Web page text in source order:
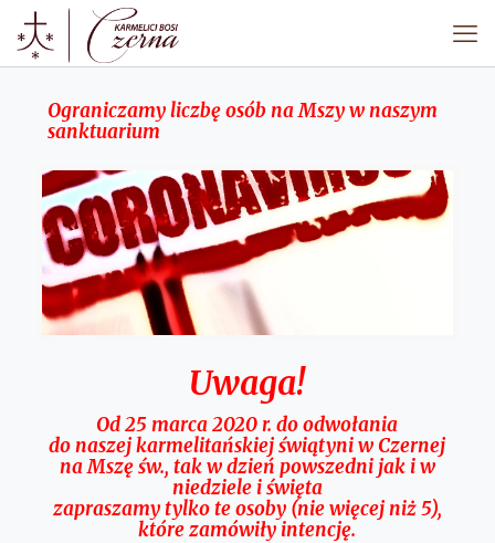
Ograniczamy liczbę osób na Mszy w naszym
sanktuarium
Uwaga!
Od 25 marca 2020 r. do odwołania
do naszej karmelitańskiej świątyni w Czernej
na Mszę św., tak w dzień powszedni jak i w
niedziele i święta
zapraszamy tylko te osoby (nie więcej niż 5),
które zamówiły intencję.